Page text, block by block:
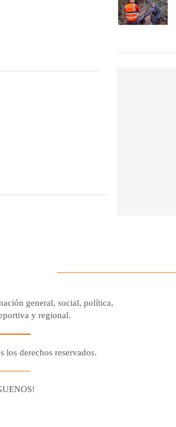
general, social, política,
y regional.
los derechos reservados.